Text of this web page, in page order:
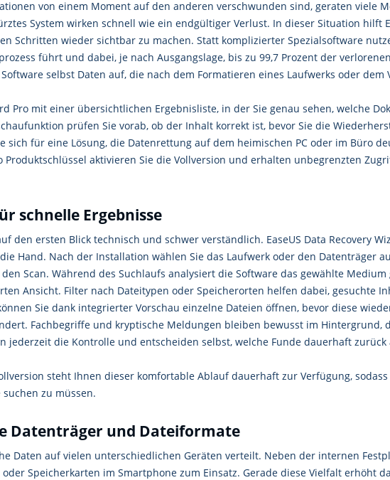
von einem Moment auf den anderen verschwunden sind, geraten viele
System wirken schnell wie ein endgültiger Verlust. In dieser Situation hilft
Schritten wieder sichtbar zu machen. Statt komplizierter Spezialsoftware
führt und dabei, je nach Ausgangslage, bis zu 99,7 Prozent der
selbst Daten auf, die nach dem Formatieren eines Laufwerks oder
Pro mit einer übersichtlichen Ergebnisliste, in der Sie genau sehen, welche
prüfen Sie vorab, ob der Inhalt korrekt ist, bevor Sie die
sich für eine Lösung, die Datenrettung auf dem heimischen PC oder im Büro
Produktschlüssel aktivieren Sie die Vollversion und erhalten unbegrenzten
schnelle Ergebnisse
den ersten Blick technisch und schwer verständlich. EaseUS Data Recovery
Hand. Nach der Installation wählen Sie das Laufwerk oder den Datenträger
Scan. Während des Suchlaufs analysiert die Software das gewählte
Ansicht. Filter nach Dateitypen oder Speicherorten helfen dabei, gesuchte
Sie dank integrierter Vorschau einzelne Dateien öffnen, bevor diese
Fachbegriffe und kryptische Meldungen bleiben bewusst im Hintergrund,
jederzeit die Kontrolle und entscheiden selbst, welche Funde dauerhaft
steht Ihnen dieser komfortable Ablauf dauerhaft zur Verfügung,
zu müssen.
Datenträger und Dateiformate
Daten auf vielen unterschiedlichen Geräten verteilt. Neben der internen
oder Speicherkarten im Smartphone zum Einsatz. Gerade diese Vielfalt erhöht